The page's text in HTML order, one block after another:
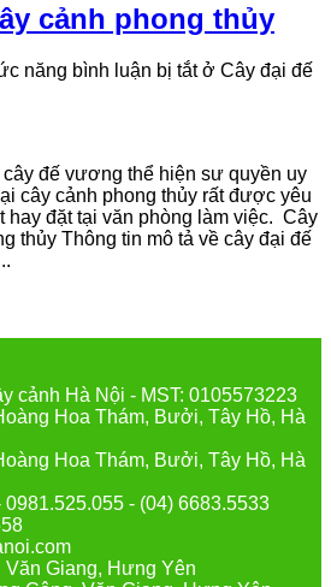
cảnh phong thủy
năng bình luận bị tắtở Cây đại đế
đế vương thể hiện sư quyền uy
cây cảnh phong thủy rất được yêu
hay đặt tại văn phòng làm việc. Cây
thủy Thông tin mô tả về cây đại đế
cảnh Hà Nội - MST: 0105573223
Hoa Thám, Bưởi, Tây Hồ, Hà
Hoa Thám, Bưởi, Tây Hồ, Hà
- (04) 6683.5533
Giang, Hưng Yên